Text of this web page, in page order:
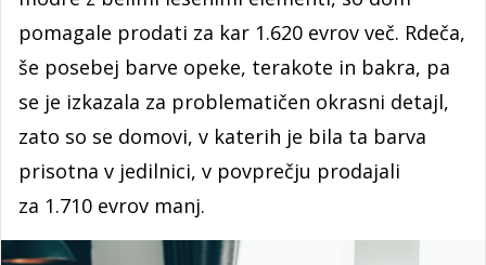
pomagale prodati za kar 1.620 evrov več. Rdeča,
še posebej barve opeke, terakote in bakra, pa
se je izkazala za problematičen okrasni detajl,
zato so se domovi, v katerih je bila ta barva
prisotna v jedilnici, v povprečju prodajali
za 1.710 evrov manj.